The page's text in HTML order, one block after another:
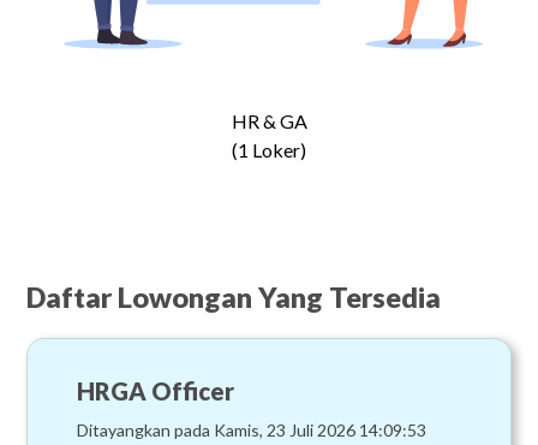
HR & GA
(1 Loker)
Daftar Lowongan Yang Tersedia
HRGA Officer
Ditayangkan pada Kamis, 23 Juli 2026 14:09:53